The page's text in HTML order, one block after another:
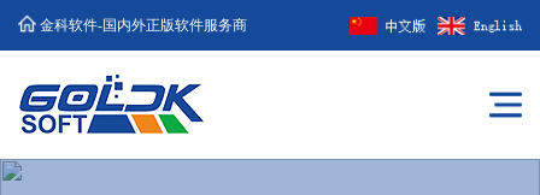
金科软件-国内外正版软件服务商